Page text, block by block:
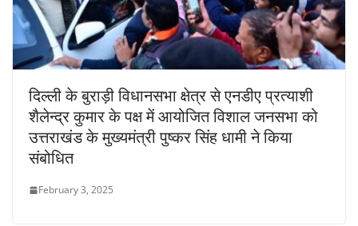
दिल्ली के बुराड़ी विधानसभा क्षेत्र से एनडीए प्रत्याशी
शैलेन्द्र कुमार के पक्ष में आयोजित विशाल जनसभा को
उत्तराखंड के मुख्यमंत्री पुष्कर सिंह धामी ने किया
संबोधित
February 3, 2025